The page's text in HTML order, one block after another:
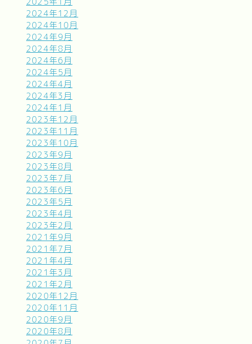
2024年12月
2024年10月
2024年9月
2024年8月
2024年6月
2024年5月
2024年4月
2024年3月
2024年1月
2023年12月
2023年11月
2023年10月
2023年9月
2023年8月
2023年7月
2023年6月
2023年5月
2023年4月
2023年2月
2021年9月
2021年7月
2021年4月
2021年3月
2021年2月
2020年12月
2020年11月
2020年9月
2020年8月